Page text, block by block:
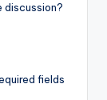
discussion?
fields